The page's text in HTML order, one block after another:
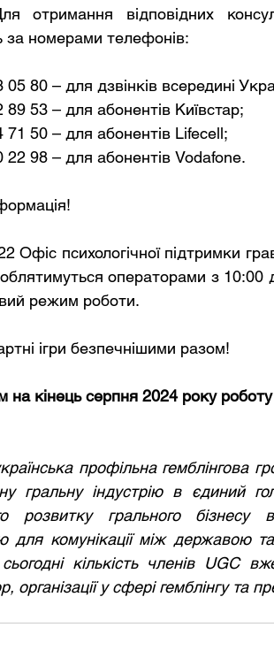
отримання відповідних
за номерами телефонів:
05 80 – для дзвінків всередині
89 53 – для абонентів Київстар;
71 50 – для абонентів Lifecell;
22 98 – для абонентів Vodafone.
Офіс психологічної підтримки
операторами з
режим роботи.
ігри безпечнішими разом!
на кінець серпня 2024 року роботу
профільна гемблінгова
гральну індустрію в єдиний
розвитку грального
комунікації між державою та
кількість членів UGC
організації у сфері гемблінгу та